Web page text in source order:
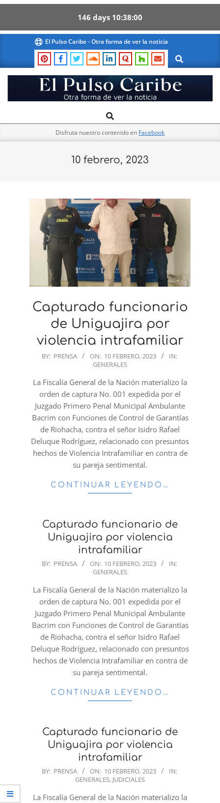
146 days 10 37 58
content
El Pulso Caribe - Otra forma de ver la noticia
Search
El
Pulso
Navigation
Search
Disfruta nuestro contenido en Facebook
10 febrero, 2023
Capturado funcionario
de Uniguajira por
violencia intrafamiliar
2023-
10
BY: PRENSA ON: 10 FEBRERO, 2023
IN:
GENERALES
La Fiscalía General de la Nación materializo la
orden de captura No. 001 expedida por el
Juzgado Primero Penal Municipal Ambulante
Bacrim con Funciones de Control de Garantías
de Riohacha, contra el señor Isidro Rafael
Deluque Rodríguez, relacionado con presuntos
hechos de Violencia Intrafamiliar en contra de
su pareja sentimental.
CONTINUAR LEYENDO…
Capturado funcionario de
Uniguajira por violencia
intrafamiliar
2023-
10
BY: PRENSA ON: 10 FEBRERO, 2023
IN:
GENERALES
La Fiscalía General de la Nación materializo la
orden de captura No. 001 expedida por el
Juzgado Primero Penal Municipal Ambulante
Bacrim con Funciones de Control de Garantías
de Riohacha, contra el señor Isidro Rafael
Deluque Rodríguez, relacionado con presuntos
hechos de Violencia Intrafamiliar en contra de
su pareja sentimental.
CONTINUAR LEYENDO…
Capturado funcionario de
Uniguajira por violencia
intrafamiliar
2023-
10
BY: PRENSA ON: 10 FEBRERO, 2023
IN:
GENERALES, JUDICIALES
La Fiscalía General de la Nación materializo la